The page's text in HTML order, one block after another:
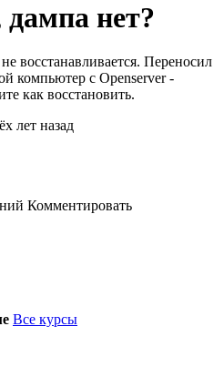
дампа нет?
восстанавливается. Переносил
компьютер с Openserver -
как восстановить.
лет назад
Комментировать
Все курсы